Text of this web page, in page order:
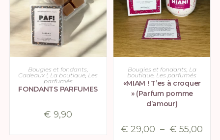
CHOIX DES OPTIONS
Bougies et fondants
Cadeaux ! La boutique ,Les
parfumés
FONDANTS PARFUMES
€ 9,90
CHOIX DES OPTIONS
Bougies et fondants La
boutique Les parfumés
«MIAM ! T’es à croquer
» (Parfum pomme
d’amour)
€ 29,00 – € 55,00